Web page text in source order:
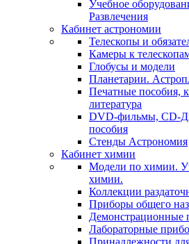
Учебное
Развлечения
Кабинет астрономии
Телескопы и
Камеры к
Глобусы и модели
Планетарии.
Печатные пособия,
литература
DVD-фильмы, CD-
пособия
Стенды Астрономия
Кабинет химии
Модели по химии.
химии.
Коллекции
Приборы общего
Лабораторные